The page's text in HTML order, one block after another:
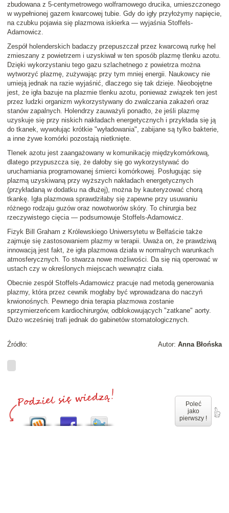
zbudowana z 5-centymetrowego wolframowego drucika, umieszczonego
w wypełnionej gazem kwarcowej tubie. Gdy do igły przyłożymy napięcie,
na czubku pojawia się plazmowa iskierka— wyjaśnia Stoffels-
Adamowicz.
Zespół holenderskich badaczy przepuszczał przez kwarcową rurkę hel
zmieszany z powietrzem i uzyskiwał w ten sposób plazmę tlenku azotu.
Dzięki wykorzystaniu tego gazu szlachetnego z powietrza można
wytworzyć plazmę, zużywając przy tym mniej energii. Naukowcy nie
umieją jednak na razie wyjaśnić, dlaczego się tak dzieje. Nieobojętne
jest, że igła bazuje na plazmie tlenku azotu, ponieważ związek ten jest
przez ludzki organizm wykorzystywany do zwalczania zakażeń oraz
stanów zapalnych. Holendrzy zauważyli ponadto, że jeśli plazmę
uzyskuje się przy niskich nakładach energetycznych i przykłada się ją
do tkanek, wywołując krótkie "wyładowania", zabijane są tylko bakterie,
a inne żywe komórki pozostają nietknięte.
Tlenek azotu jest zaangażowany w komunikację międzykomórkową,
dlatego przypuszcza się, że dałoby się go wykorzystywać do
uruchamiania programowanej śmierci komórkowej. Posługując się
plazmą uzyskiwaną przy wyższych nakładach energetycznych
(przykładaną w dodatku na dłużej), można by kauteryzować chorą
tkankę. Igła plazmowa sprawdziłaby się zapewne przy usuwaniu
różnego rodzaju guzów oraz nowotworów skóry. To chirurgia bez
rzeczywistego cięcia— podsumowuje Stoffels-Adamowicz.
Fizyk Bill Graham z Królewskiego Uniwersytetu w Belfaście także
zajmuje się zastosowaniem plazmy w terapii. Uważa on, że prawdziwą
innowacją jest fakt, że igła plazmowa działa w normalnych warunkach
atmosferycznych. To stwarza nowe możliwości. Da się nią operować w
ustach czy w określonych miejscach wewnątrz ciała.
Obecnie zespół Stoffels-Adamowicz pracuje nad metodą generowania
plazmy, która przez cewnik mogłaby być wprowadzana do naczyń
krwionośnych. Pewnego dnia terapia plazmowa zostanie
sprzymierzeńcem kardiochirurgów, odblokowujących "zatkane" aorty.
Dużo wcześniej trafi jednak do gabinetów stomatologicznych.
Autor: Anna Błońska
Źródło:
Poleć
jako
pierwszy !